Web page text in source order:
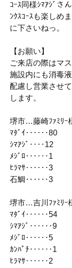
ｺｰｽ同様ｼﾏｱｼﾞさ
ﾝｸｽｺｰｽも楽しめ
に下さいねっ。
【お願い】
ご来店の際はマ
施設内にも消毒
配慮し営業させ
します。
堺市…藤崎ﾌｧﾐﾘｰ
ﾏﾀﾞｲ‥‥‥80
ｼﾏｱｼﾞ‥‥12
ﾒｼﾞﾛ‥‥‥1
ﾋﾗﾏｻ‥‥‥3
石鯛‥‥‥3
堺市…吉川ﾌｧﾐﾘｰ
ﾏﾀﾞｲ‥‥‥54
ｼﾏｱｼﾞ‥‥‥9
ﾒｼﾞﾛ‥‥‥5
ｶﾝﾊﾟﾁ‥‥‥1
ﾋﾗﾏｻ‥‥‥2